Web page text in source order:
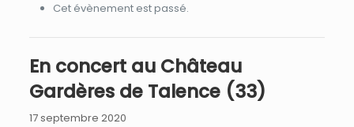
Cet évènement est passé.
En concert au Château
Gardères de Talence (33)
17 septembre 2020